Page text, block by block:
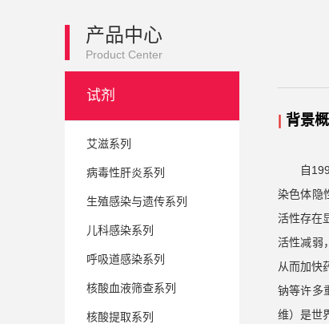
产品中心
Product Center
试剂
艾滋系列
病毒性肝炎系列
生殖感染与遗传系列
儿科感染系列
呼吸道感染系列
核酸血液筛查系列
核酸提取系列
| 背景
自
染色体隐
活性存在
活性减弱
从而加快
钠等许多
维）是世